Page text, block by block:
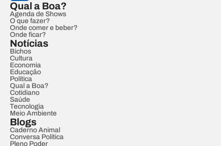
Qual a Boa?
Agenda de Shows
O que fazer?
Onde comer e beber?
Onde ficar?
Notícias
Bichos
Cultura
Economia
Educação
Política
Qual a Boa?
Cotidiano
Saúde
Tecnologia
Meio Ambiente
Blogs
Caderno Animal
Conversa Política
Pleno Poder